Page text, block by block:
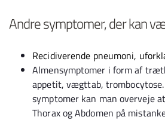
Andre symptomer, der kan
Recidiverende pneumoni,
Almensymptomer i form af
appetit, vægttab, trombocytose.
symptomer kan man overveje
Thorax og Abdomen på